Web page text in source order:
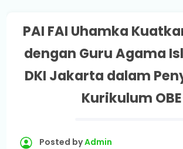
PAI FAI Uhamka
dengan Guru Agama
DKI Jakarta dalam
Kurikulum OBE
Posted byAdmin